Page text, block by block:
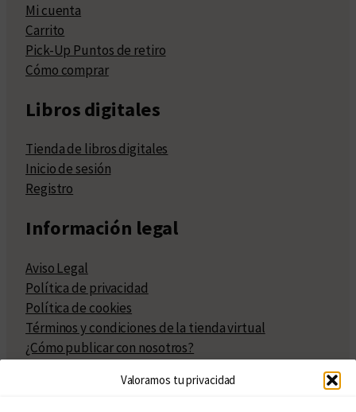
Valoramos tu privacidad
Mi cuenta
Carrito
Pick-Up Puntos de retiro
Cómo comprar
Libros digitales
Tienda de libros digitales
Inicio de sesión
Registro
Información legal
Aviso Legal
Política de privacidad
Política de cookies
Términos y condiciones de la tienda virtual
¿Cómo publicar con nosotros?
Políticas de publicación